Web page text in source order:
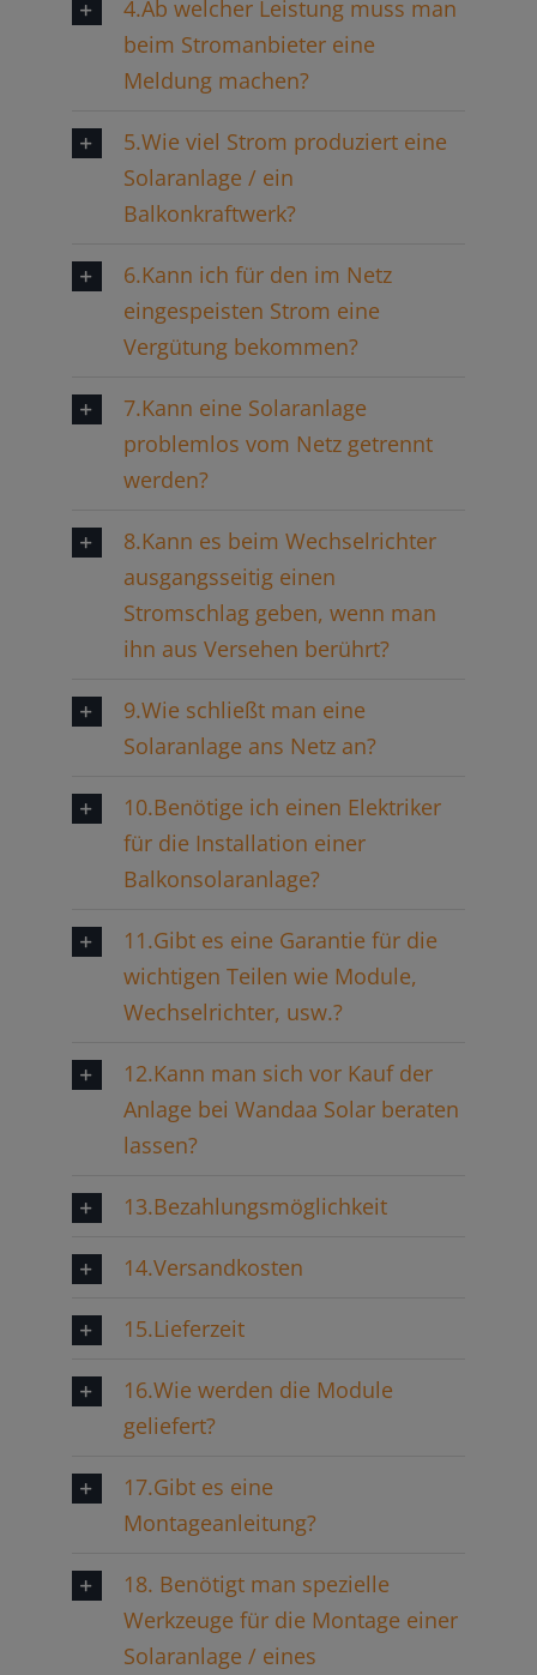
4.Ab welcher Leistung muss man
beim Stromanbieter eine
Meldung machen?
5.Wie viel Strom produziert eine
Solaranlage / ein
Balkonkraftwerk?
6.Kann ich für den im Netz
eingespeisten Strom eine
Vergütung bekommen?
7.Kann eine Solaranlage
problemlos vom Netz getrennt
werden?
8.Kann es beim Wechselrichter
ausgangsseitig einen
Stromschlag geben, wenn man
ihn aus Versehen berührt?
9.Wie schließt man eine
Solaranlage ans Netz an?
10.Benötige ich einen Elektriker
für die Installation einer
Balkonsolaranlage?
11.Gibt es eine Garantie für die
wichtigen Teilen wie Module,
Wechselrichter, usw.?
12.Kann man sich vor Kauf der
Anlage bei Wandaa Solar beraten
lassen?
13.Bezahlungsmöglichkeit
14.Versandkosten
15.Lieferzeit
16.Wie werden die Module
geliefert?
17.Gibt es eine
Montageanleitung?
18. Benötigt man spezielle
Werkzeuge für die Montage einer
Solaranlage / eines